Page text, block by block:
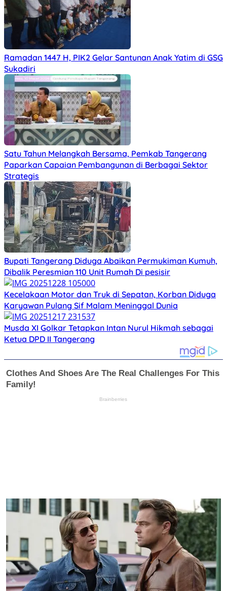
Ramadan 1447 H, PIK2 Gelar Santunan Anak Yatim di GSG
Sukadiri
Satu Tahun Melangkah Bersama, Pemkab Tangerang
Paparkan Capaian Pembangunan di Berbagai Sektor
Strategis
Bupati Tangerang Diduga Abaikan Permukiman Kumuh,
Dibalik Peresmian 110 Unit Rumah Di pesisir
Kecelakaan Motor dan Truk di Sepatan, Korban Diduga
Karyawan Pulang Sif Malam Meninggal Dunia
Musda XI Golkar Tetapkan Intan Nurul Hikmah sebagai
Ketua DPD II Tangerang